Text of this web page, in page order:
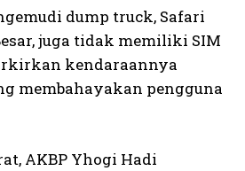
dump truck, Safari
juga tidak memiliki SIM
kendaraannya
membahayakan pengguna
AKBP Yhogi Hadi